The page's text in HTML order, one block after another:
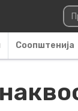
Соопштенија